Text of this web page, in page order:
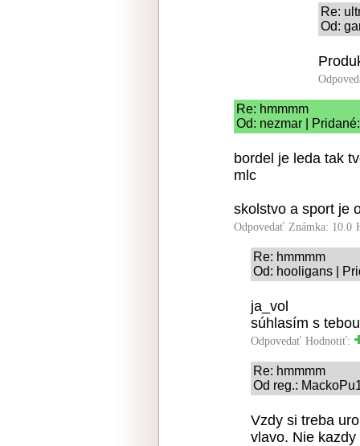
Re:
Od:
Re: hmmmm
Od: nezmar |
bordel je leda tak
mlc
skolstvo a sport je
Odpovedať Známka: 10.0
Re: hmmmm
Od: hooligans |
ja_vol
súhlasím s
Odpovedať Hodnotiť:
Re: hmmmm
Od reg.:
Vzdy si treba
vlavo. Nie